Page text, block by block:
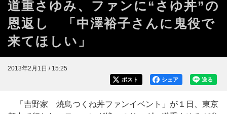
道重さゆみ、ファンに“さゆ丼”の
恩返し 「中澤裕子さんに鬼役で
来てほしい」
2013年2月1日 / 15:25
送る
シェア
ポスト
「吉野家 焼鳥つくね丼ファンイベント」が１日、東京